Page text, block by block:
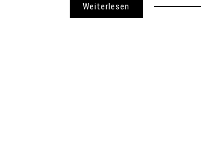
Weiterlesen